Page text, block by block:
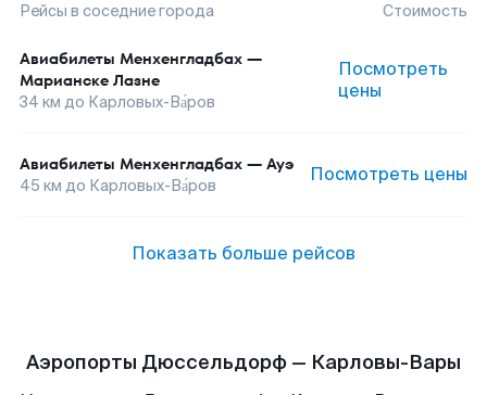
Рейсы в соседние города Стоимость
Авиабилеты Менхенгладбах —
Марианске Лазне
34 км до Карловых-Ва́ров
Посмотреть
цены
Авиабилеты Менхенгладбах — Ауэ
45 км до Карловых-Ва́ров Посмотреть цены
Показать больше рейсов
Аэропорты Дюссельдорф — Карловы-Вары